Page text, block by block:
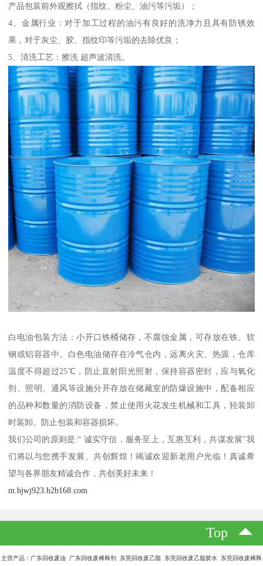
产品包装前外观擦拭（指纹、粉尘、油污等污垢）；
4、金属行业：对于加工过程的油污有良好的洗净力且具有防锈效
果，对于灰尘、胶、指纹印等污垢的去除优良；
5、清洗工艺：擦洗 超声波清洗。
白电油包装方法：小开口铁桶储存，不腐蚀金属，可存放在铁、软
钢或铝容器中。白色电油储存在冷气仓内，远离火灾、热源，仓库
温度不得超过25℃，防止直射阳光照射，保持容器密封，应与氧化
剂、照明、通风等设施分开存放在储藏室的防爆设施中，配备相应
的品种和数量的消防设备，禁止使用火花发生机械和工具，轻装卸
时装卸。防止包装和容器损坏。
我们公司的原则是:“ 诚实守信，服务至上，互惠互利，共谋发展”我
们将以与您携手发展、共创辉煌！竭诚欢迎新老用户光临！真诚希
望与各界朋友精诚合作，共创美好未来！
m.bjwj923.b2b168.com
Top
主营产品：广东回收废油 广东回收废稀释剂 东莞回收废乙脂 东莞回收废乙脂胶水 东莞回收废稀释